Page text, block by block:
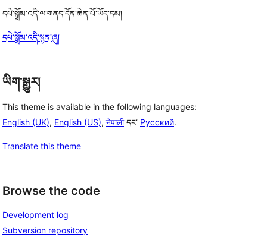
དཔེ་སྒྲོམ་འདི་ལ་གནད་དོན་ཆེན་པོ་ཡོད་དམ།
དཔེ་སྒྲོམ་འདི་སྙན་ཞུ།
ཡིག་སྒྱུར།
This theme is available in the following languages:
English (UK), English (US), नेपालीདང་ Русский.
Translate this theme
Browse the code
Development log
Subversion repository